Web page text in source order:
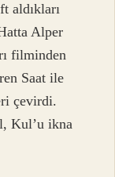
aldıkları
Alper
filminden
Saat ile
çevirdi.
Kul’u ikna